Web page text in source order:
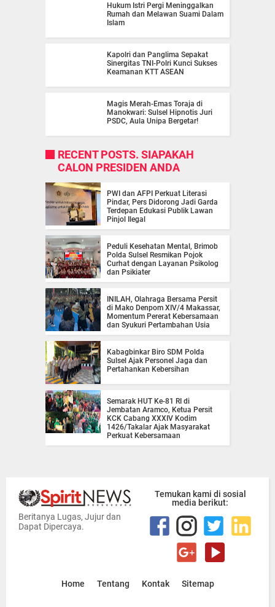
Hukum Istri Pergi Meninggalkan
Rumah dan Melawan Suami Dalam
Islam
Kapolri dan Panglima Sepakat
Sinergitas TNI-Polri Kunci Sukses
Keamanan KTT ASEAN
Magis Merah-Emas Toraja di
Manokwari: Sulsel Hipnotis Juri
PSDC, Aula Unipa Bergetar!
RECENT POSTS. SIAPAKAH
CALON PRESIDEN ANDA
PWI dan AFPI Perkuat Literasi
Pindar, Pers Didorong Jadi Garda
Terdepan Edukasi Publik Lawan
Pinjol Ilegal
Peduli Kesehatan Mental, Brimob
Polda Sulsel Resmikan Pojok
Curhat dengan Layanan Psikolog
dan Psikiater
INILAH, Olahraga Bersama Persit
di Mako Denpom XIV/4 Makassar,
Momentum Pererat Kebersamaan
dan Syukuri Pertambahan Usia
Kabagbinkar Biro SDM Polda
Sulsel Ajak Personel Jaga dan
Pertahankan Kebersihan
Semarak HUT Ke-81 RI di
Jembatan Aramco, Ketua Persit
KCK Cabang XXXIV Kodim
1426/Takalar Ajak Masyarakat
Perkuat Kebersamaan
Beritanya Lugas, Jujur dan
Dapat Dipercaya.
Temukan kami di sosial
media berikut:
Home Tentang Kontak Sitemap